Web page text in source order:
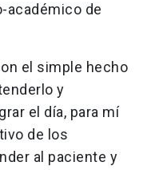
académico de
el simple hecho
y
el día, para mí
de los
al paciente y